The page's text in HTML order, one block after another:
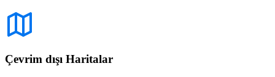
Çevrim dışı Haritalar